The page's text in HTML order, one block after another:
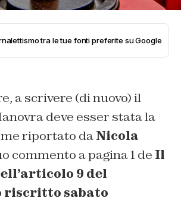
tra le tue fonti preferite su Google
a scrivere (di nuovo) il
deve esser stata la
riportato daNicola
commento a pagina 1 de Il
9 del
riscritto sabato